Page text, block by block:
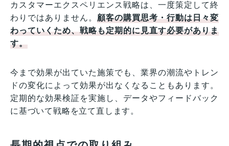
カスタマーエクスペリエンス戦略は、一度策定して終
わりではありません。顧客の購買思考・行動は日々変
わっていくため、戦略も定期的に見直す必要がありま
す。
今まで効果が出ていた施策でも、業界の潮流やトレン
ドの変化によって効果が出なくなることもあります。
定期的な効果検証を実施し、データやフィードバック
に基づいて戦略を立て直します。